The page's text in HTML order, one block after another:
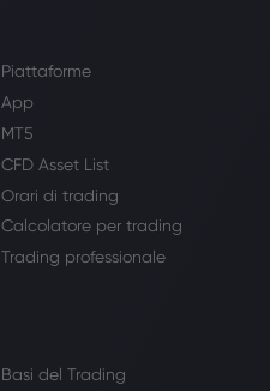
Piattaforme
App
MT5
CFD Asset List
Orari di trading
Calcolatore per trading
Trading professionale
Basi del Trading